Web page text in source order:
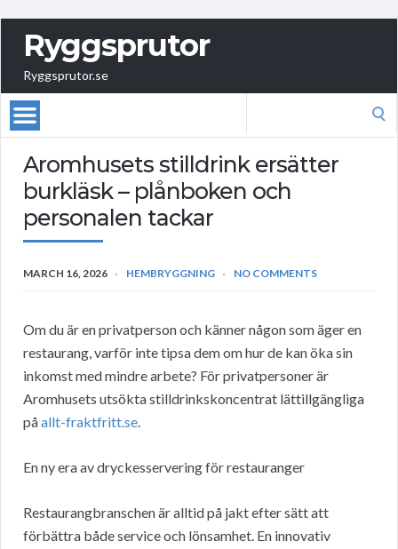
Ryggsprutor
Ryggsprutor.se
Aromhusets stilldrink ersätter
burkläsk – plånboken och
personalen tackar
MARCH 16, 2026 HEMBRYGGNING NO COMMENTS
Om du är en privatperson och känner någon som äger en
restaurang, varför inte tipsa dem om hur de kan öka sin
inkomst med mindre arbete? För privatpersoner är
Aromhusets utsökta stilldrinkskoncentrat lättillgängliga
påallt-fraktfritt.se.
En ny era av dryckesservering för restauranger
Restaurangbranschen är alltid på jakt efter sätt att
förbättra både service och lönsamhet. En innovativ